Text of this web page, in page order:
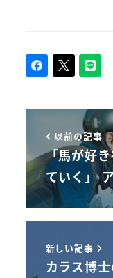
以前の記事
「馬が好
ていく」
新しい記事
カラス博